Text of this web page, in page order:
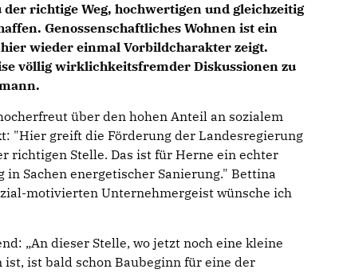
der richtige Weg, hochwertigen und gleichzeitig
Genossenschaftliches Wohnen ist ein
wieder einmal Vorbildcharakter zeigt.
völlig wirklichkeitsfremder Diskussionen zu
über den hohen Anteil an sozialem
"Hier greift die Förderung der Landesregierung
richtigen Stelle. Das ist für Herne ein echter
in Sachen energetischer Sanierung." Bettina
motivierten Unternehmergeist wünsche ich
„An dieser Stelle, wo jetzt noch eine kleine
ist, ist bald schon Baubeginn für eine der